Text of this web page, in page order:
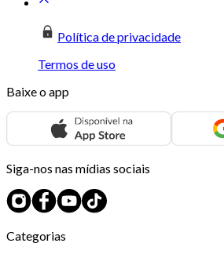
Política de privacidade
Termos de uso
Baixe o app
Siga-nos nas mídias sociais
Categorias